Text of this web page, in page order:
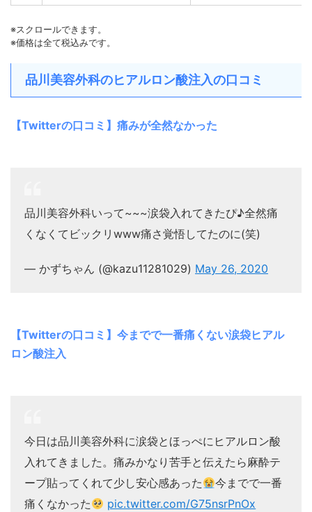
※スクロールできます。
※価格は全て税込みです。
品川美容外科のヒアルロン酸注入の口コミ
【Twitterの口コミ】痛みが全然なかった
品川美容外科いって~~~涙袋入れてきたぴ♪全然痛
くなくてビックリwww痛さ覚悟してたのに(笑)
— かずちゃん (@kazu11281029) May 26, 2020
【Twitterの口コミ】今までで一番痛くない涙袋ヒアル
ロン酸注入
今日は品川美容外科に涙袋とほっぺにヒアルロン酸
入れてきました。痛みかなり苦手と伝えたら麻酔テ
ープ貼ってくれて少し安心感あった
今までで一番
痛くなかった
pic.twitter.com/G75nsrPnOx